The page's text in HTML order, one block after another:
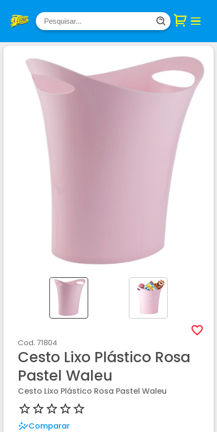
Cod. 71804
Cesto Lixo Plástico Rosa
Pastel Waleu
Cesto Lixo Plástico Rosa Pastel Waleu
Comparar